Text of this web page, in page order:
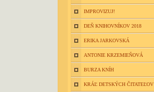
IMPROVIZUJ!
DEŇ KNIHOVNÍKOV 2018
ERIKA JARKOVSKÁ
ANTONIE KRZEMIEŇOVÁ
BURZA KNÍH
KRÁĽ DETSKÝCH ČITATEĽOV